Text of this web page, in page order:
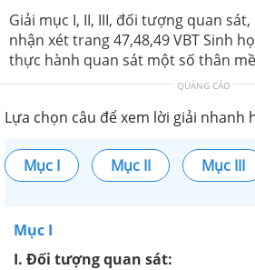
Giải mục I, II, III, đối tượng quan
nhận xét trang 47,48,49 VBT Sinh
thực hành quan sát một số thân
QUẢNG CÁO
Lựa chọn câu để xem lời giải nhanh
Mục I Mục II Mục III
Mục I
I. Đối tượng quan sát: